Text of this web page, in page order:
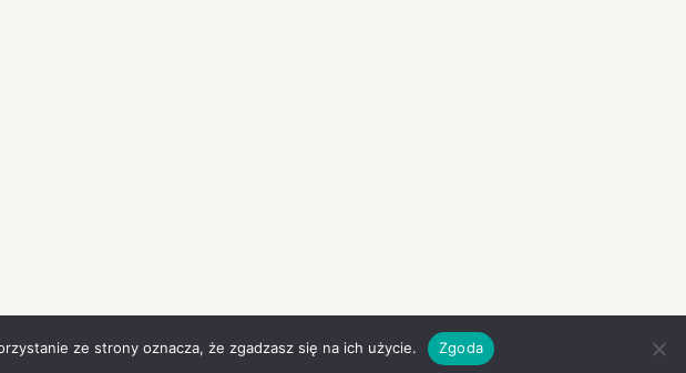
ze strony oznacza, że zgadzasz się na ich użycie. Zgoda